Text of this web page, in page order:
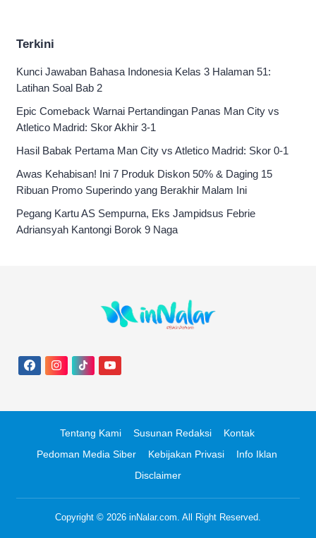
Terkini
Kunci Jawaban Bahasa Indonesia Kelas 3 Halaman 51:
Latihan Soal Bab 2
Epic Comeback Warnai Pertandingan Panas Man City vs
Atletico Madrid: Skor Akhir 3-1
Hasil Babak Pertama Man City vs Atletico Madrid: Skor 0-1
Awas Kehabisan! Ini 7 Produk Diskon 50% & Daging 15
Ribuan Promo Superindo yang Berakhir Malam Ini
Pegang Kartu AS Sempurna, Eks Jampidsus Febrie
Adriansyah Kantongi Borok 9 Naga
Tentang Kami Susunan Redaksi
Kontak
Pedoman Media Siber
Kebijakan Privasi
Info Iklan
Disclaimer
Copyright © 2026 inNalar.com . All Right Reserved.